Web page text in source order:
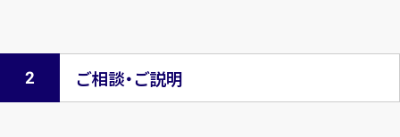
ご相談・ご説明